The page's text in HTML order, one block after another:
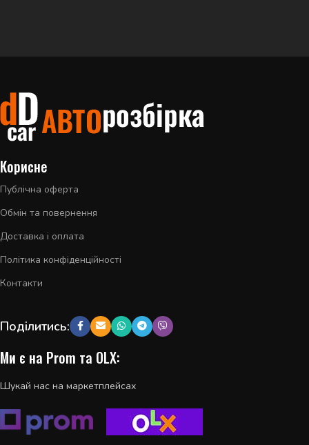
Корисне
Публічна оферта
Обмін та повернення
Доставка і оплата
Політика конфіденційності
Контакти
Поділитись:
Ми є на Prom та OLX:
Шукай нас на маркетплейсах